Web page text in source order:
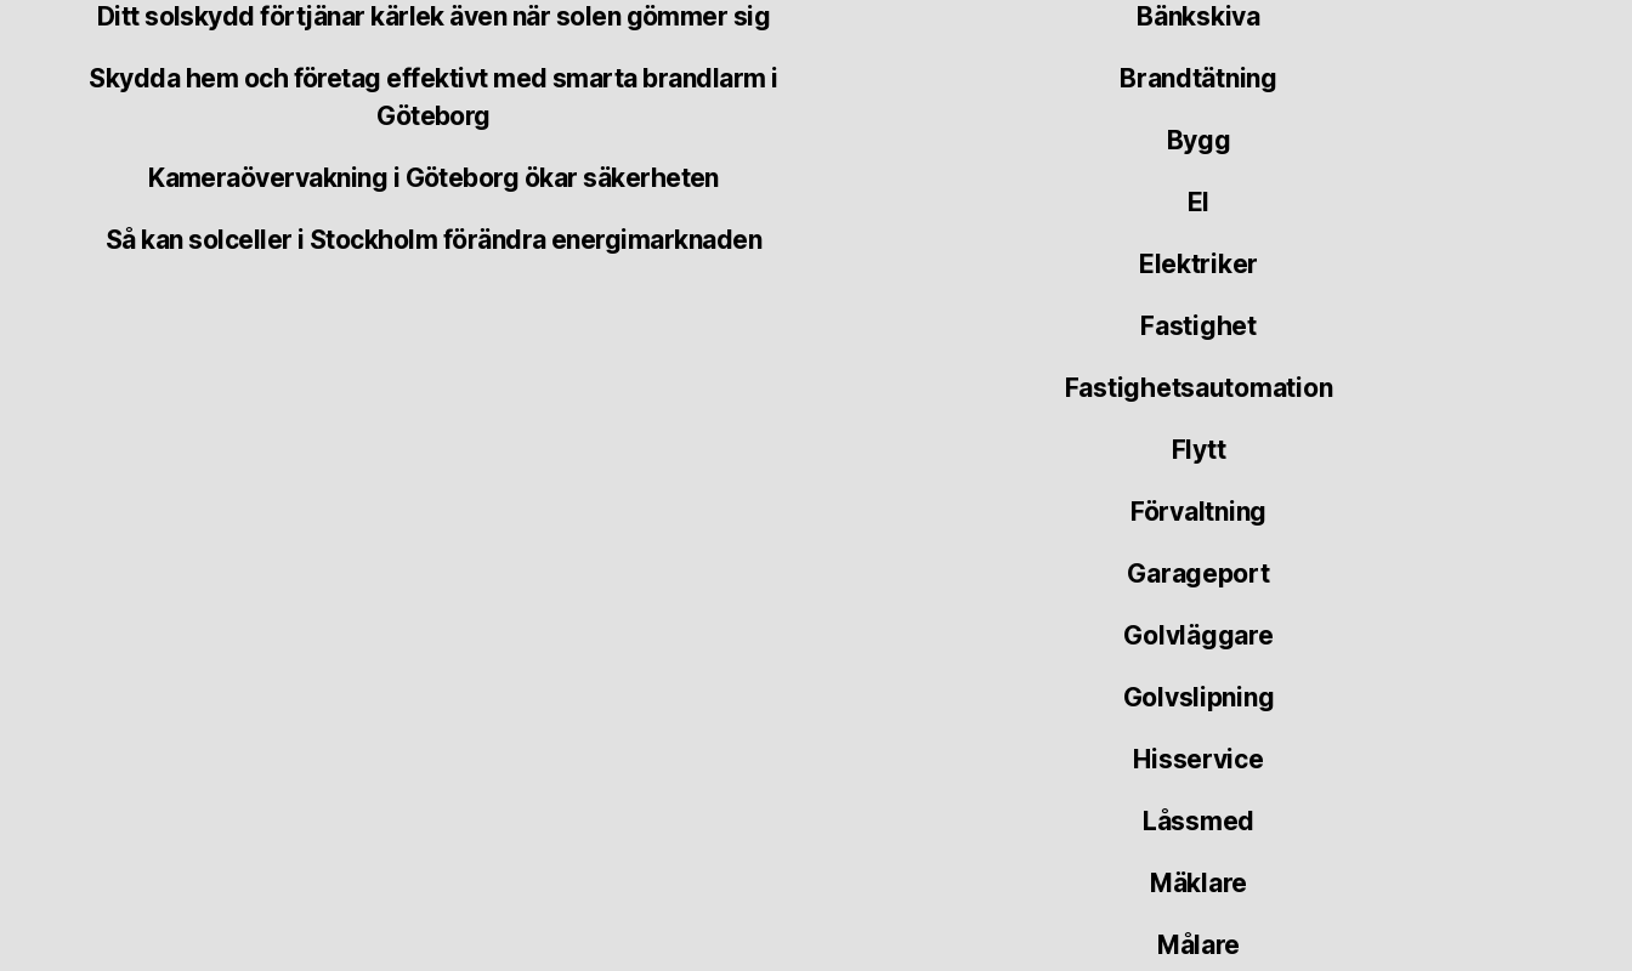
Ditt solskydd förtjänar kärlek även när solen gömmer sig
Skydda hem och företag effektivt med smarta brandlarm i
Göteborg
Kameraövervakning i Göteborg ökar säkerheten
Så kan solceller i Stockholm förändra energimarknaden
Bänkskiva
Brandtätning
Bygg
El
Elektriker
Fastighet
Fastighetsautomation
Flytt
Förvaltning
Garageport
Golvläggare
Golvslipning
Hisservice
Låssmed
Mäklare
Målare